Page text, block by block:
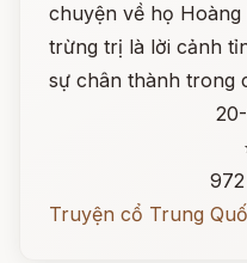
chuyện về họ
trừng trị là lời cảnh
sự chân thành trong
Truyện cổ Trung